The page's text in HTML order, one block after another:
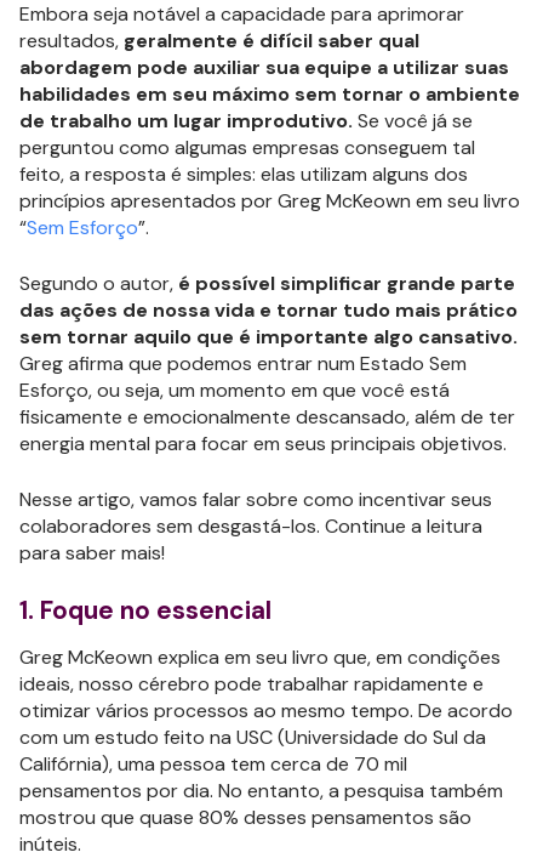
Embora seja notável a capacidade para aprimorar
resultados, geralmente é difícil saber qual
abordagem pode auxiliar sua equipe a utilizar suas
habilidades em seu máximo sem tornar o ambiente
de trabalho um lugar improdutivo. Se você já se
perguntou como algumas empresas conseguem tal
feito, a resposta é simples: elas utilizam alguns dos
princípios apresentados por Greg McKeown em seu livro
“Sem Esforço”.
Segundo o autor, é possível simplificar grande parte
das ações de nossa vida e tornar tudo mais prático
sem tornar aquilo que é importante algo cansativo.
Greg afirma que podemos entrar num Estado Sem
Esforço, ou seja, um momento em que você está
fisicamente e emocionalmente descansado, além de ter
energia mental para focar em seus principais objetivos.
Nesse artigo, vamos falar sobre como incentivar seus
colaboradores sem desgastá-los. Continue a leitura
para saber mais!
1. Foque no essencial
Greg McKeown explica em seu livro que, em condições
ideais, nosso cérebro pode trabalhar rapidamente e
otimizar vários processos ao mesmo tempo. De acordo
com um estudo feito na USC (Universidade do Sul da
Califórnia), uma pessoa tem cerca de 70 mil
pensamentos por dia. No entanto, a pesquisa também
mostrou que quase 80% desses pensamentos são
inúteis.